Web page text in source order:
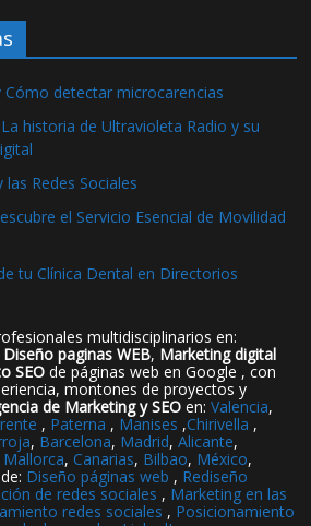
Cómo detectar microcarencias
historia de Ultravioleta Radio y su
Redes Sociales
el Servicio Esencial de Movilidad
tu Clínica Dental en Directorios
multidisciplinarios en:
Diseño paginas WEB, Marketing digital
SEO de páginas web en Google , con
montones de proyectos y
de Marketing y SEO en:Valencia,
, Paterna , Manises ,Chirivella ,
, Barcelona, Madrid,Alicante,
, Canarias, Bilbao, México,
Diseño páginas web , Rediseño
de redes sociales , Marketing en las
redes sociales , Posicionamiento